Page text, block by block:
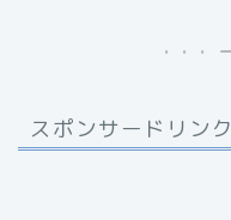
スポンサードリンク